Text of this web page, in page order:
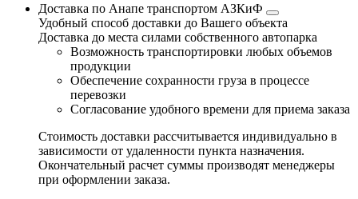
Доставка по Анапе транспортом АЗКиФ
Удобный способ доставки до Вашего объекта
Доставка до места силами собственного автопарка
Возможность транспортировки любых объемов
продукции
Обеспечение сохранности груза в процессе
перевозки
Согласование удобного времени для приема заказа
Стоимость доставки рассчитывается индивидуально в
зависимости от удаленности пункта назначения.
Окончательный расчет суммы производят менеджеры
при оформлении заказа.